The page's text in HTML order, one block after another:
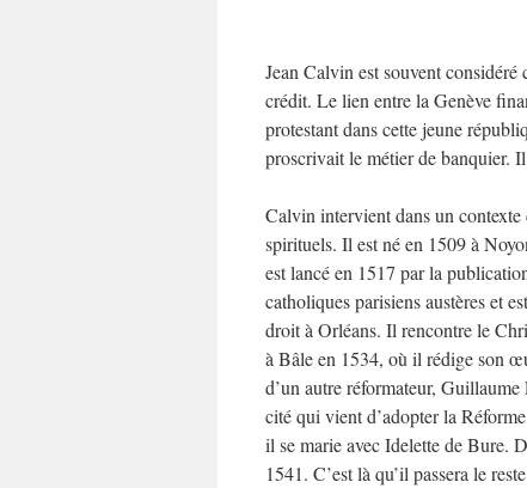
Jean Calvin est souvent
crédit. Le lien entre la Genève
protestant dans cette jeune
proscrivait le métier de banquier.
Calvin intervient dans un
spirituels. Il est né en 1509 à
est lancé en 1517 par la
catholiques parisiens austères et
droit à Orléans. Il rencontre le
à Bâle en 1534, où il rédige son
d’un autre réformateur,
cité qui vient d’adopter la
il se marie avec Idelette de Bure.
1541. C’est là qu’il passera le